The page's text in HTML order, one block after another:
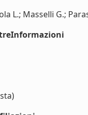
L.; Masselli G.;